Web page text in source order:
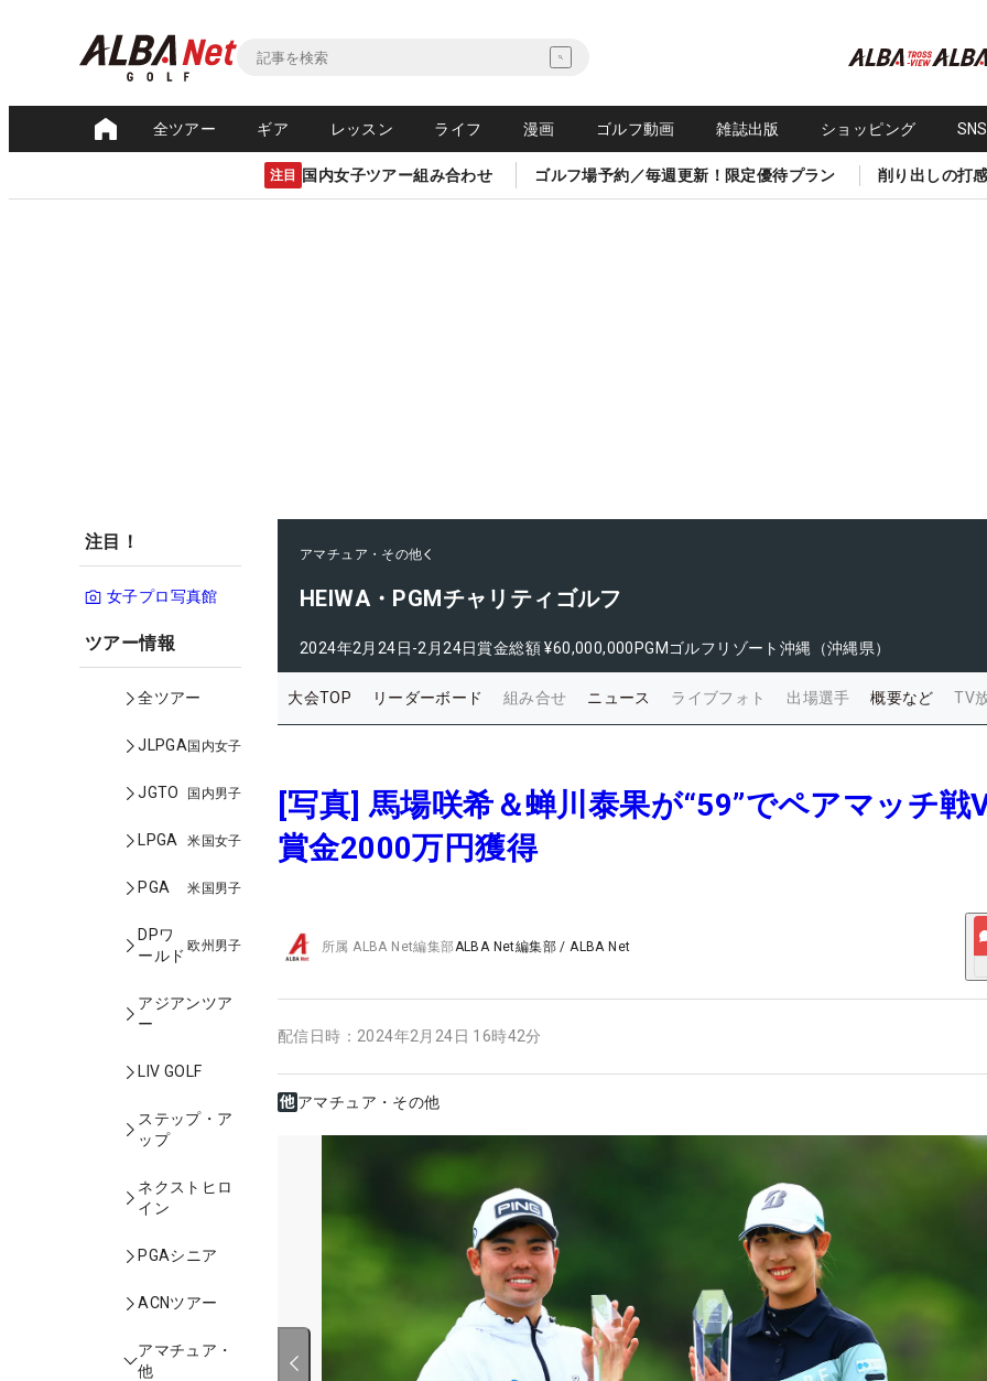
全ツアー ギア レッスン ライフ 漫画 ゴルフ動画 雑誌出版 ショッピング
注目 国内女子ツアー組み合わせ ゴルフ場予約／毎週更新！限定優待プラン 削り出しの打
注目！
女子プロ写真館
ツアー情報
全ツアー
JLPGA国内女子
JGTO 国内男子
LPGA 米国女子
PGA 米国男子
DPワ
ールド
欧州男子
アジアンツア
ー
LIV GOLF
ステップ・ア
ップ
ネクストヒロ
イン
PGAシニア
ACNツアー
アマチュア・
他
アマチュア・その他
HEIWA・PGMチャリティゴルフ
2024年2月24日-2月24日賞金総額 ¥60,000,000PGMゴルフリゾート沖縄（沖縄県）
大会TOP リーダーボード 組み合せ ニュース ライブフォト 出場選手 概要など TV
[写真] 馬場咲希＆蝉川泰果が“59”でペアマッチ
賞金2000万円獲得
所属ALBA Net編集部ALBA Net編集部 /ALBA Net
配信日時： 2024年2月24日 16時42分
アマチュア・その他